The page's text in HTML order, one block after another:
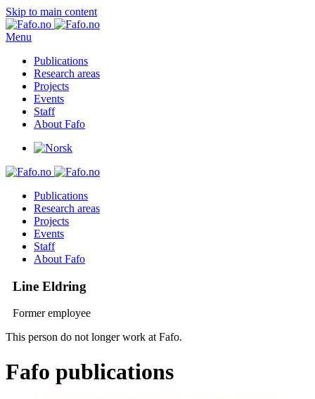
Skip to main content
Menu
Publications
Research areas
Projects
Events
Staff
About Fafo
Publications
Research areas
Projects
Events
Staff
About Fafo
Line Eldring
Former employee
This person do not longer work at Fafo.
Fafo publications